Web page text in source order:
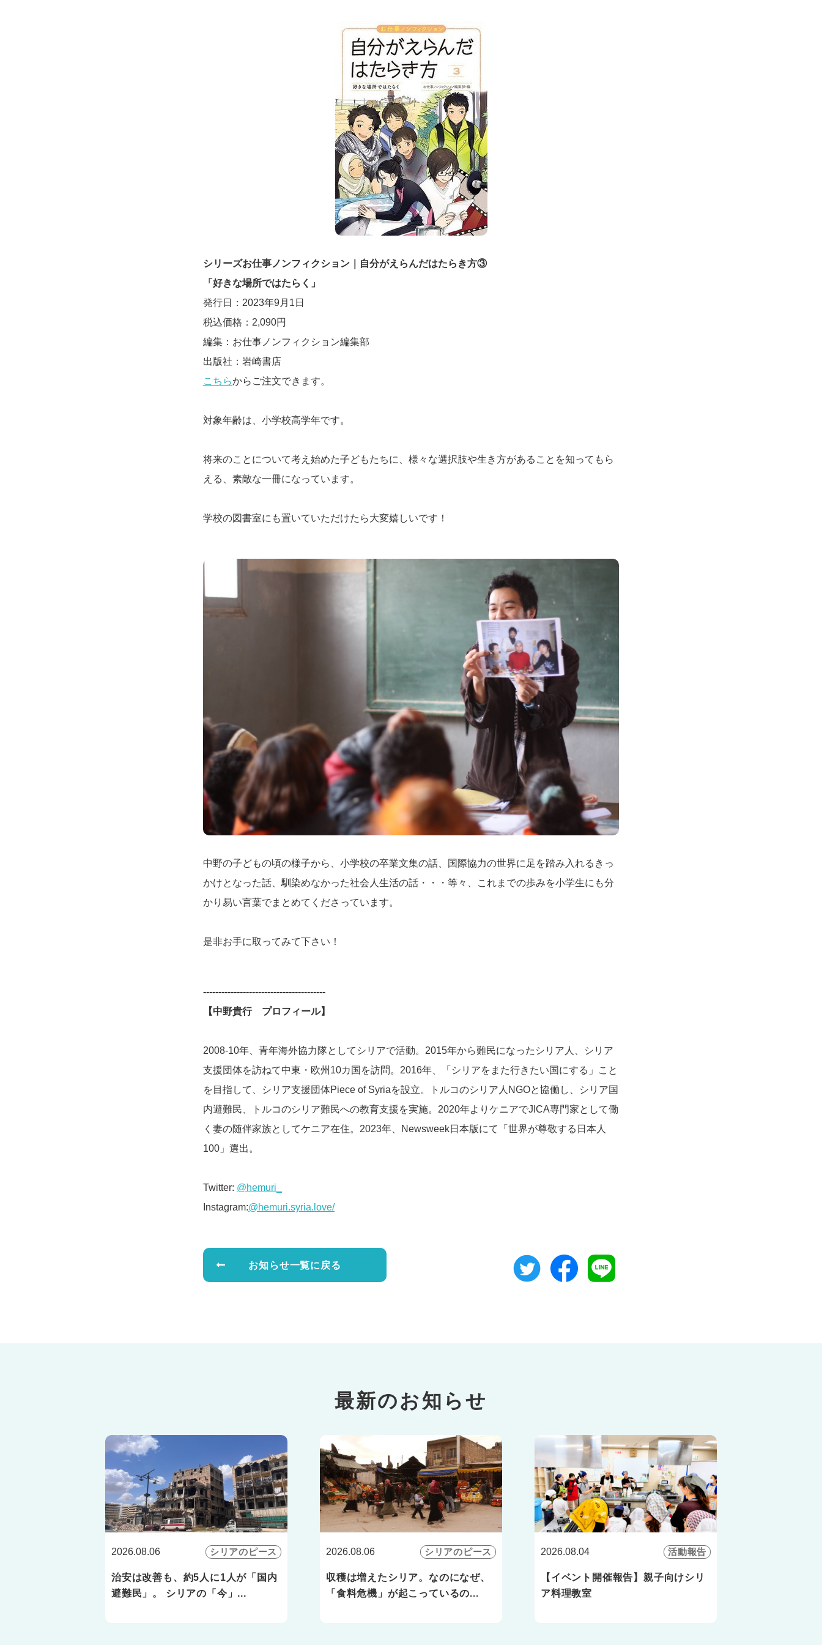
シリーズお仕事ノンフィクション｜
自分がえらんだはたらき方③
「好きな場所ではたらく」
発行日：2023年9月1日
税込価格：2,090円
編集：お仕事ノンフィクション編集部
出版社：岩崎書店
こちらからご注文できます。
対象年齢は、小学校高学年です。
将来のことについて考え始めた子どもたちに、様々な選択肢や生き方があることを知ってもら
える、素敵な一冊になっています。
学校の図書室にも置いていただけたら大変嬉しいです！
中野の子どもの頃の様子から、小学校の卒業文集の話、国際協力の世界に足を踏み入れるきっ
かけとなった話、馴染めなかった社会人生活の話・・・等々、これまでの歩みを小学生にも分
かり易い言葉でまとめてくださっています。
是非お手に取ってみて下さい！
----------------------------------------
【中野貴行 プロフィール】
2008-10年、青年海外協力隊としてシリアで活動。 2015年から難民になったシリア人、シリア
支援団体を訪ねて中東・欧州10カ国を訪問。2016年、「シリアをまた行きたい国にする」こと
を目指して、シリア支援団体Piece of Syriaを設立。トルコのシリア人NGOと協働し、シリア国
内避難民、トルコのシリア難民への教育支援を実施。2020年よりケニアでJICA専門家として働
く妻の随伴家族としてケニア在住。2023年、Newsweek日本版にて「世界が尊敬する日本人
100」選出。
Twitter: @hemuri_
Instagram:@hemuri.syria.love/
お知らせ一覧に戻る
最新のお知らせ
2026.08.06 シリアのピース
治安は改善も、約5人に1人が「国内
避難民」。 シリアの「今」...
2026.08.06 シリアのピース
収穫は増えたシリア。なのになぜ、
「食料危機」が起こっているの...
2026.08.04 活動報告
【イベント開催報告】親子向けシリ
ア料理教室